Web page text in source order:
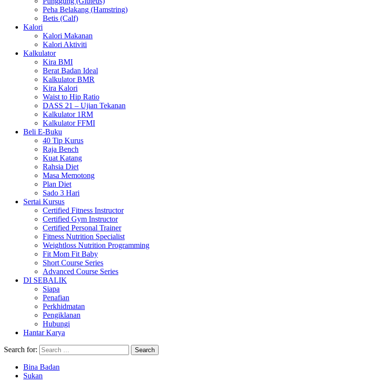
Peha Belakang (Hamstring)
Betis (Calf)
Kalori
Kalori Makanan
Kalori Aktiviti
Kalkulator
Kira BMI
Berat Badan Ideal
Kalkulator BMR
Kira Kalori
Waist to Hip Ratio
DASS 21 – Ujian Tekanan
Kalkulator 1RM
Kalkulator FFMI
Beli E-Buku
40 Tip Kurus
Raja Bench
Kuat Katang
Rahsia Diet
Masa Memotong
Plan Diet
Sado 3 Hari
Sertai Kursus
Certified Fitness Instructor
Certified Gym Instructor
Certified Personal Trainer
Fitness Nutrition Specialist
Weightloss Nutrition Programming
Fit Mom Fit Baby
Short Course Series
Advanced Course Series
DI SEBALIK
Siapa
Penafian
Perkhidmatan
Pengiklanan
Hubungi
Hantar Karya
Search for:
Bina Badan
Sukan